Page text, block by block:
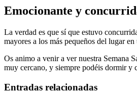
Emocionante y
La verdad es que sí que estuvo
mayores a los más pequeños del lugar
Os animo a venir a ver nuestra Semana
muy cercano, y siempre podéis dormir y
Entradas relacionadas